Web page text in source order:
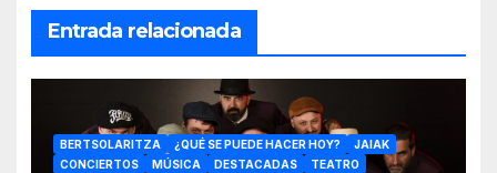
Entrada relacionada
BERTSOLARITZA ¿QUÉ SE PUEDE HACER HOY?
JAIAK
CONCIERTOS
MÚSICA DESTACADAS TEATRO